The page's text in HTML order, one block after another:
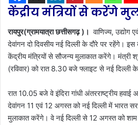
केंद्रीय मंत्रियों से करेंगे
रायपुर(ग्रामयात्रा छत्तीसगढ़ )। वाणिज्य, उद्योग
देवांगन दो दिवसीय नई दिल्ली के दौरे पर रहेंगे।
केंद्रीय मंत्रियों से सौजन्य मुलाकात करेंगे। मंत्री
(रविवार) को रात 8.30 बजे फ्लाइट से नई दिल्ली
रात 10.05 बजे वे इंदिरा गांधी अंतरराष्ट्रीय
देवांगन 11 एवं 12 अगस्त को नई दिल्ली में भारत
मुलाकात करेंगे। वे नई दिल्ली से 12 अगस्त को